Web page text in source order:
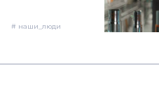
# наши_люди